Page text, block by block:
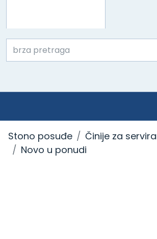
Stono posuđe
Činije za
Novo u ponudi